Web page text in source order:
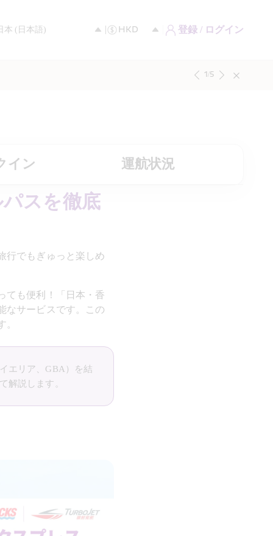
登録 / ログイン
1/5
イン 運航状況
パスを徹底
行でもぎゅっと楽しめ
ても便利！「日本・香
なサービスです。この
エリア、GBA）を結
解説します。